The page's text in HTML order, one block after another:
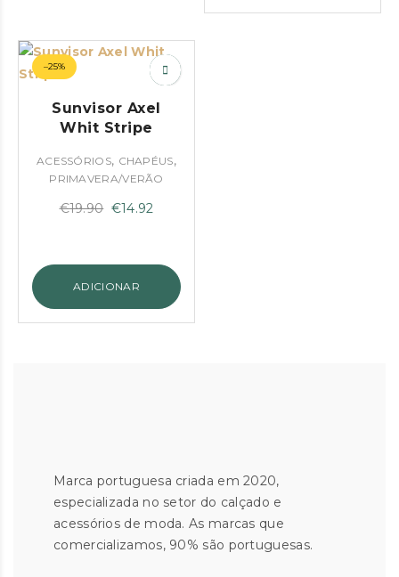
–25%
Sunvisor Axel
Whit Stripe
ACESSÓRIOS, CHAPÉUS,
PRIMAVERA/VERÃO
€19.90 O
€14.92
€14.92.
ADICIONAR
Marca portuguesa criada em 2020,
especializada no setor do calçado e
acessórios de moda. As marcas que
comercializamos, 90% são portuguesas.